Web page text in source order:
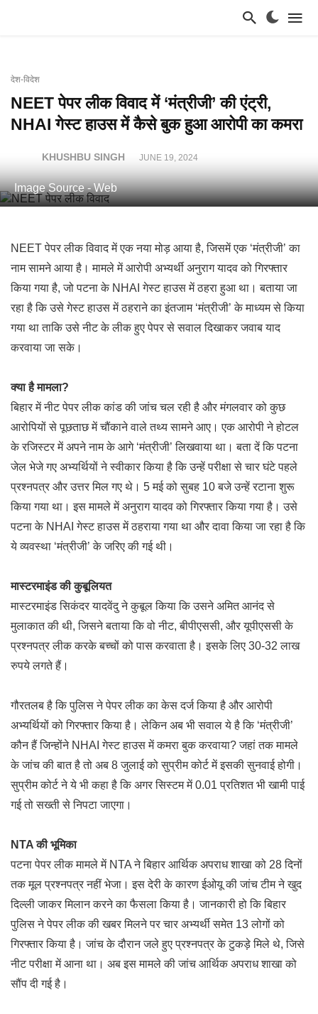
देश-विदेश
NEET पेपर लीक विवाद में ‘मंत्रीजी’ की एंट्री,
NHAI गेस्ट हाउस में कैसे बुक हुआ आरोपी का कमरा
KHUSHBU SINGH JUNE 19, 2024
Image Source - Web
NEET पेपर लीक विवाद में एक नया मोड़ आया है, जिसमें एक ‘मंत्रीजी’ का
नाम सामने आया है। मामले में आरोपी अभ्यर्थी अनुराग यादव को गिरफ्तार
किया गया है, जो पटना के NHAI गेस्ट हाउस में ठहरा हुआ था। बताया जा
रहा है कि उसे गेस्ट हाउस में ठहराने का इंतजाम ‘मंत्रीजी’ के माध्यम से किया
गया था ताकि उसे नीट के लीक हुए पेपर से सवाल दिखाकर जवाब याद
करवाया जा सके।
क्या है मामला?
बिहार में नीट पेपर लीक कांड की जांच चल रही है और मंगलवार को कुछ
आरोपियों से पूछताछ में चौंकाने वाले तथ्य सामने आए। एक आरोपी ने होटल
के रजिस्टर में अपने नाम के आगे ‘मंत्रीजी’ लिखवाया था। बता दें कि पटना
जेल भेजे गए अभ्यर्थियों ने स्वीकार किया है कि उन्हें परीक्षा से चार घंटे पहले
प्रश्नपत्र और उत्तर मिल गए थे। 5 मई को सुबह 10 बजे उन्हें रटाना शुरू
किया गया था। इस मामले में अनुराग यादव को गिरफ्तार किया गया है। उसे
पटना के NHAI गेस्ट हाउस में ठहराया गया था और दावा किया जा रहा है कि
ये व्यवस्था ‘मंत्रीजी’ के जरिए की गई थी।
मास्टरमाइंड की कुबूलियत
मास्टरमाइंड सिकंदर यादवेंदु ने कुबूल किया कि उसने अमित आनंद से
मुलाकात की थी, जिसने बताया कि वो नीट, बीपीएससी, और यूपीएससी के
प्रश्नपत्र लीक करके बच्चों को पास करवाता है। इसके लिए 30-32 लाख
रुपये लगते हैं।
गौरतलब है कि पुलिस ने पेपर लीक का केस दर्ज किया है और आरोपी
अभ्यर्थियों को गिरफ्तार किया है। लेकिन अब भी सवाल ये है कि ‘मंत्रीजी’
कौन हैं जिन्होंने NHAI गेस्ट हाउस में कमरा बुक करवाया? जहां तक मामले
के जांच की बात है तो अब 8 जुलाई को सुप्रीम कोर्ट में इसकी सुनवाई होगी।
सुप्रीम कोर्ट ने ये भी कहा है कि अगर सिस्टम में 0.01 प्रतिशत भी खामी पाई
गई तो सख्ती से निपटा जाएगा।
NTA की भूमिका
पटना पेपर लीक मामले में NTA ने बिहार आर्थिक अपराध शाखा को 28 दिनों
तक मूल प्रश्नपत्र नहीं भेजा। इस देरी के कारण ईओयू की जांच टीम ने खुद
दिल्ली जाकर मिलान करने का फैसला किया है। जानकारी हो कि बिहार
पुलिस ने पेपर लीक की खबर मिलने पर चार अभ्यर्थी समेत 13 लोगों को
गिरफ्तार किया है। जांच के दौरान जले हुए प्रश्नपत्र के टुकड़े मिले थे, जिसे
नीट परीक्षा में आना था। अब इस मामले की जांच आर्थिक अपराध शाखा को
सौंप दी गई है।